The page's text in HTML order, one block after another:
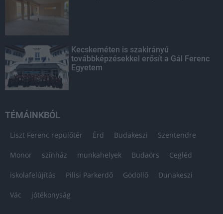
Kecskeméten is szakirányú
továbbképzésekkel erősít a Gál Ferenc
Egyetem
TÉMÁINKBÓL
Liszt Ferenc repülőtér Érd Budakeszi Szentendre
Monor színház munkahelyek Budaörs Cegléd
iskolafelújítás Pilisi Parkerdő Gödöllő Dunakeszi
Vác jótékonyság